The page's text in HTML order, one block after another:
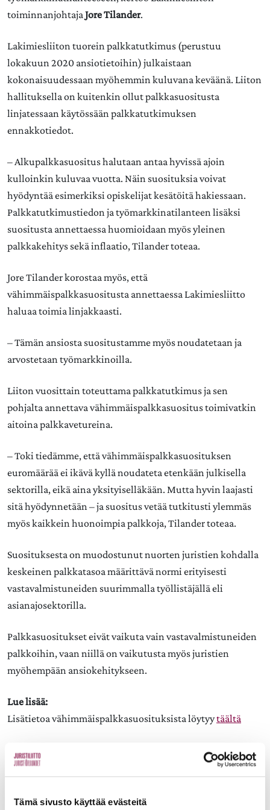
Tämä sivusto käyttää evästeitä
toiminnanjohtajaJore Tilander.
Lakimiesliiton tuorein palkkatutkimus (perustuu
lokakuun 2020 ansiotietoihin) julkaistaan
kokonaisuudessaan myöhemmin kuluvana keväänä. Liiton
hallituksella on kuitenkin ollut palkkasuositusta
linjatessaan käytössään palkkatutkimuksen
ennakkotiedot.
– Alkupalkkasuositus halutaan antaa hyvissä ajoin
kulloinkin kuluvaa vuotta. Näin suosituksia voivat
hyödyntää esimerkiksi opiskelijat kesätöitä hakiessaan.
Palkkatutkimustiedon ja työmarkkinatilanteen lisäksi
suositusta annettaessa huomioidaan myös yleinen
palkkakehitys sekä inflaatio, Tilander toteaa.
Jore Tilander korostaa myös, että
vähimmäispalkkasuositusta annettaessa Lakimiesliitto
haluaa toimia linjakkaasti.
– Tämän ansiosta suositustamme myös noudatetaan ja
arvostetaan työmarkkinoilla.
Liiton vuosittain toteuttama palkkatutkimus ja sen
pohjalta annettava vähimmäispalkkasuositus toimivatkin
aitoina palkkavetureina.
– Toki tiedämme, että vähimmäispalkkasuosituksen
euromäärää ei ikävä kyllä noudateta etenkään julkisella
sektorilla, eikä aina yksityiselläkään. Mutta hyvin laajasti
sitä hyödynnetään – ja suositus vetää tutkitusti ylemmäs
myös kaikkein huonoimpia palkkoja, Tilander toteaa.
Suosituksesta on muodostunut nuorten juristien kohdalla
keskeinen palkkatasoa määrittävä normi erityisesti
vastavalmistuneiden suurimmalla työllistäjällä eli
asianajosektorilla.
Palkkasuositukset eivät vaikuta vain vastavalmistuneiden
palkkoihin, vaan niillä on vaikutusta myös juristien
myöhempään ansiokehitykseen.
Lue lisää:
Lisätietoa vähimmäispalkkasuosituksista löytyytäältä
Aiheet: